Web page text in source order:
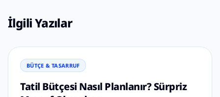
İlgili Yazılar
BÜTÇE & TASARRUF
Tatil Bütçesi Nasıl Planlanır? Sürpriz